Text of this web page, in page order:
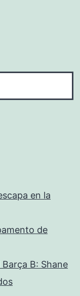
en la
de
B: Shane